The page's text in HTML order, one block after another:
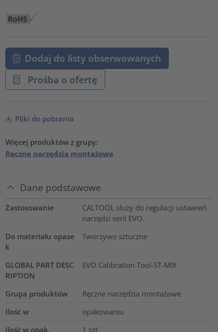
Dodaj do listy obserwowanych
Prośba o ofertę
Pliki do pobrania
Więcej produktów z grupy:
Ręczne narzędzia montażowe
Dane podstawowe
Zastosowanie
CALTOOL służy do regulacji ustawień
narzędzi serii EVO.
Do materiału opase
k
Tworzywo sztuczne
GLOBAL PART DESC
RIPTION
EVO Calibration Tool-ST-MIX
Grupa produktów
Ręczne narzędzia montażowe
Ilość w
opakowaniu
Ilość w opak.
1 szt.